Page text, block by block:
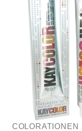
COLORATIONEN